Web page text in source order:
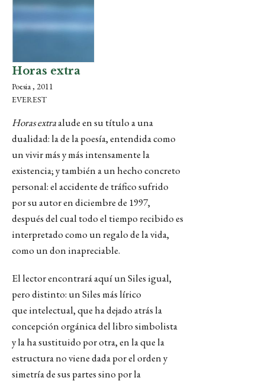
Horas extra
Poesia , 2011
EVEREST
Horas extraalude en su título a una
dualidad: la de la poesía, entendida como
un vivir más y más intensamente la
existencia; y también a un hecho concreto
personal: el accidente de tráfico sufrido
por su autor en diciembre de 1997,
después del cual todo el tiempo recibido es
interpretado como un regalo de la vida,
como un don inapreciable.
El lector encontrará aquí un Siles igual,
pero distinto: un Siles más lírico
que intelectual, que ha dejado atrás la
concepción orgánica del libro simbolista
y la ha sustituido por otra, en la que la
estructura no viene dada por el orden y
simetría de sus partes sino por la